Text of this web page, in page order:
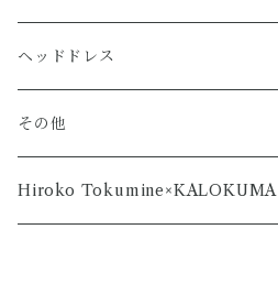
ヘッドドレス
その他
Hiroko Tokumine×KALOKUMA